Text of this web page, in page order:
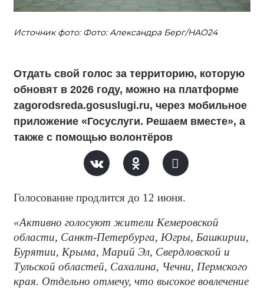
Источник фото: Фото: Александра Берг/НАО24
Отдать свой голос за территорию, которую
обновят в 2026 году, можно на платформе
zagorodsreda.gosuslugi.ru, через мобильное
приложение «Госуслуги. Решаем вместе», а
также с помощью волонтёров
Голосование продлится до 12 июня.
«Активно голосуют жители Кемеровской
области, Санкт-Петербурга, Югры, Башкирии,
Бурятии, Крыма, Марий Эл, Свердловской и
Тульской областей, Сахалина, Чечни, Пермского
края. Отдельно отмечу, что высокое вовлечение